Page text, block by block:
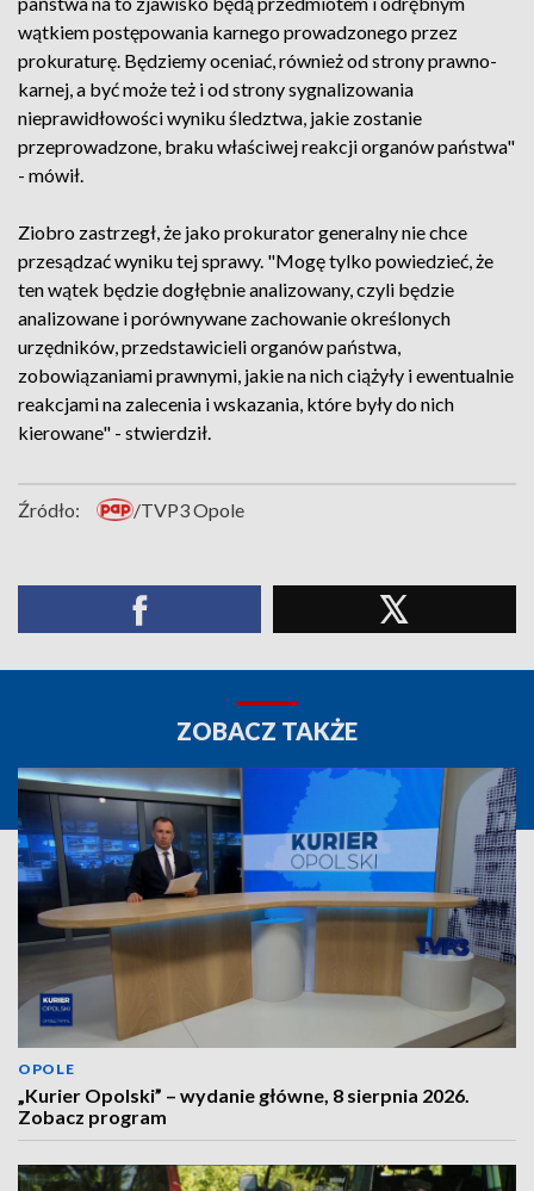
wątkiem postępowania karnego prowadzonego przez
prokuraturę. Będziemy oceniać, również od strony prawno-
karnej, a być może też i od strony sygnalizowania
nieprawidłowości wyniku śledztwa, jakie zostanie
przeprowadzone, braku właściwej reakcji organów państwa"
- mówił.
Ziobro zastrzegł, że jako prokurator generalny nie chce
przesądzać wyniku tej sprawy. "Mogę tylko powiedzieć, że
ten wątek będzie dogłębnie analizowany, czyli będzie
analizowane i porównywane zachowanie określonych
urzędników, przedstawicieli organów państwa,
zobowiązaniami prawnymi, jakie na nich ciążyły i ewentualnie
reakcjami na zalecenia i wskazania, które były do nich
kierowane" - stwierdził.
Źródło: /TVP3 Opole
ZOBACZ TAKŻE
OPOLE
„Kurier Opolski” – wydanie główne, 8 sierpnia 2026.
Zobacz program